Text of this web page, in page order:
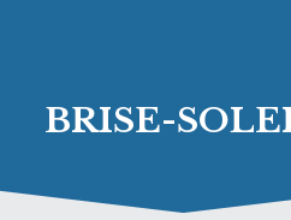
BRISE-